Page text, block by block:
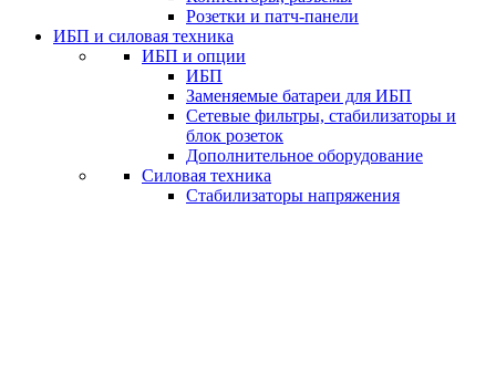
Розетки и патч-панели
ИБП и силовая техника
ИБП и опции
ИБП
Заменяемые батареи для ИБП
Сетевые фильтры, стабилизаторы и
блок розеток
Дополнительное оборудование
Силовая техника
Стабилизаторы напряжения